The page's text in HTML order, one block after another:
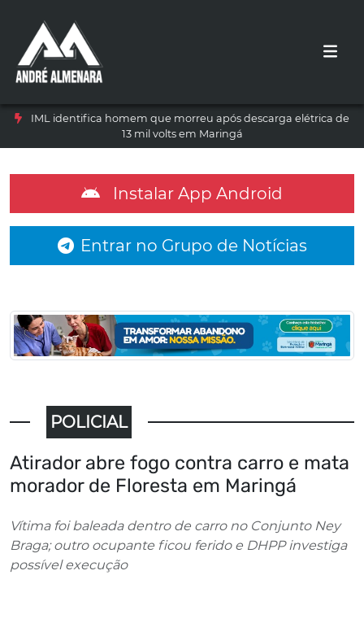
IML identifica homem que morreu após descarga elétrica de
13 mil volts em Maringá
Instalar App Android
Entrar no Grupo de Notícias
POLICIAL
Atirador abre fogo contra carro e mata
morador de Floresta em Maringá
Vítima foi baleada dentro de carro no Conjunto Ney
Braga; outro ocupante ficou ferido e DHPP investiga
possível execução